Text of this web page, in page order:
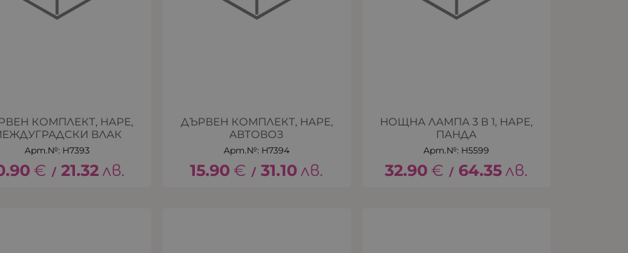
КОМПЛЕКТ, HAPE,
ВЛАК
Арт.№: H7393
€ / 21.32лв.
ДЪРВЕН КОМПЛЕКТ, HAPE,
АВТОВОЗ
Арт.№: H7394
15.90€ / 31.10лв.
НОЩНА ЛАМПА 3 В 1, HAPE,
ПАНДА
Арт.№: H5599
32.90€ / 64.35лв.